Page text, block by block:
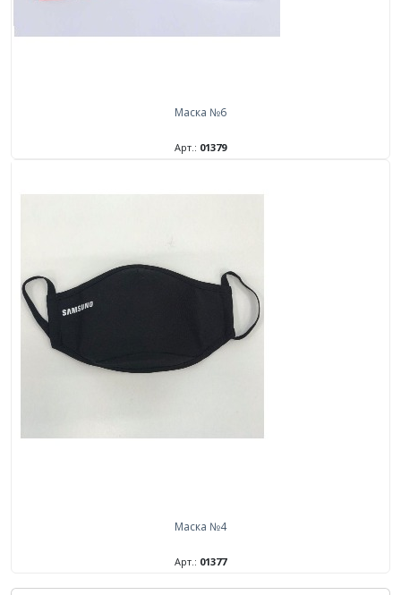
Маска №6
Арт.: 01379
Маска №4
Арт.: 01377